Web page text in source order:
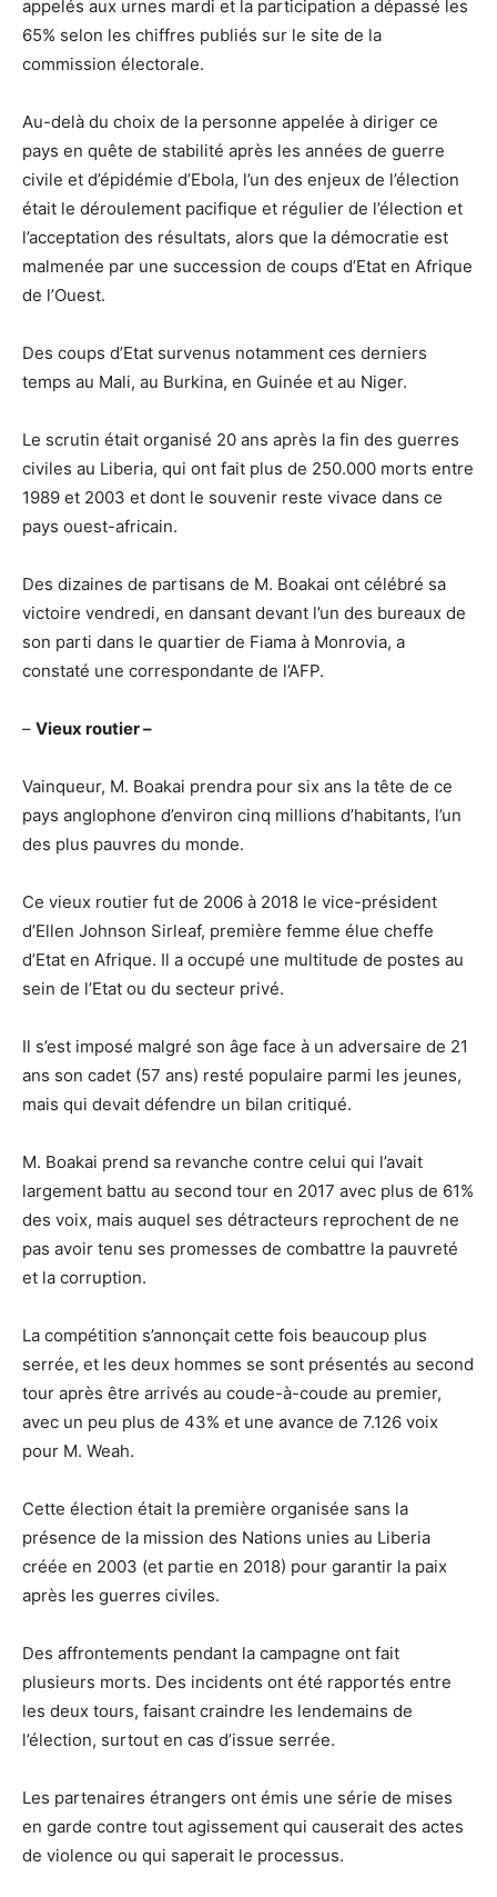
appelés aux urnes mardi et la participation a dépassé les
65% selon les chiffres publiés sur le site de la
commission électorale.
Au-delà du choix de la personne appelée à diriger ce
pays en quête de stabilité après les années de guerre
civile et d’épidémie d’Ebola, l’un des enjeux de l’élection
était le déroulement pacifique et régulier de l’élection et
l’acceptation des résultats, alors que la démocratie est
malmenée par une succession de coups d’Etat en Afrique
de l’Ouest.
Des coups d’Etat survenus notamment ces derniers
temps au Mali, au Burkina, en Guinée et au Niger.
Le scrutin était organisé 20 ans après la fin des guerres
civiles au Liberia, qui ont fait plus de 250.000 morts entre
1989 et 2003 et dont le souvenir reste vivace dans ce
pays ouest-africain.
Des dizaines de partisans de M. Boakai ont célébré sa
victoire vendredi, en dansant devant l’un des bureaux de
son parti dans le quartier de Fiama à Monrovia, a
constaté une correspondante de l’AFP.
– Vieux routier –
Vainqueur, M. Boakai prendra pour six ans la tête de ce
pays anglophone d’environ cinq millions d’habitants, l’un
des plus pauvres du monde.
Ce vieux routier fut de 2006 à 2018 le vice-président
d’Ellen Johnson Sirleaf, première femme élue cheffe
d’Etat en Afrique. Il a occupé une multitude de postes au
sein de l’Etat ou du secteur privé.
Il s’est imposé malgré son âge face à un adversaire de 21
ans son cadet (57 ans) resté populaire parmi les jeunes,
mais qui devait défendre un bilan critiqué.
M. Boakai prend sa revanche contre celui qui l’avait
largement battu au second tour en 2017 avec plus de 61%
des voix, mais auquel ses détracteurs reprochent de ne
pas avoir tenu ses promesses de combattre la pauvreté
et la corruption.
La compétition s’annonçait cette fois beaucoup plus
serrée, et les deux hommes se sont présentés au second
tour après être arrivés au coude-à-coude au premier,
avec un peu plus de 43% et une avance de 7.126 voix
pour M. Weah.
Cette élection était la première organisée sans la
présence de la mission des Nations unies au Liberia
créée en 2003 (et partie en 2018) pour garantir la paix
après les guerres civiles.
Des affrontements pendant la campagne ont fait
plusieurs morts. Des incidents ont été rapportés entre
les deux tours, faisant craindre les lendemains de
l’élection, surtout en cas d’issue serrée.
Les partenaires étrangers ont émis une série de mises
en garde contre tout agissement qui causerait des actes
de violence ou qui saperait le processus.